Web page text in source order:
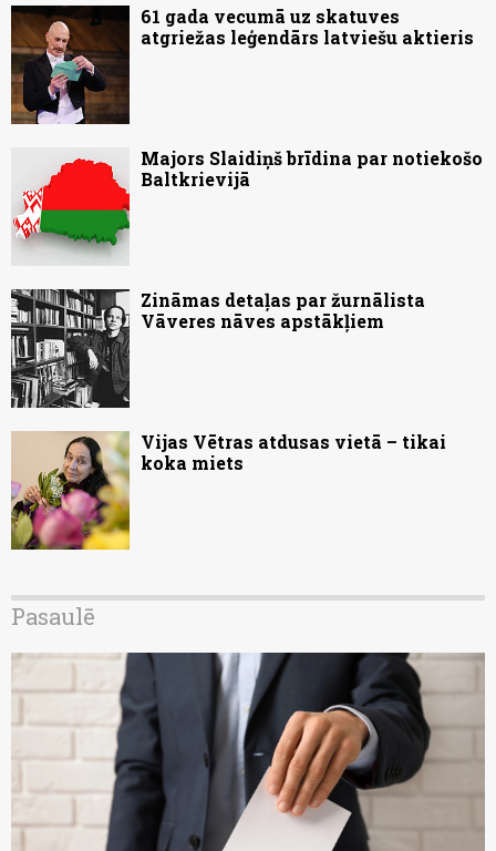
61 gada vecumā uz skatuves
atgriežas leģendārs latviešu aktieris
Majors Slaidiņš brīdina par notiekošo
Baltkrievijā
Zināmas detaļas par žurnālista
Vāveres nāves apstākļiem
Vijas Vētras atdusas vietā – tikai
koka miets
Pasaulē